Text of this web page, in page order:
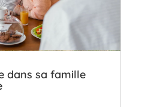
dans sa famille